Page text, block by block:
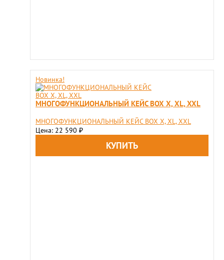
Новинка!
МНОГОФУНКЦИОНАЛЬНЫЙ КЕЙС BOX X, XL, XXL
МНОГОФУНКЦИОНАЛЬНЫЙ КЕЙС BOX X, XL, XXL
Цена: 22 590 ₽